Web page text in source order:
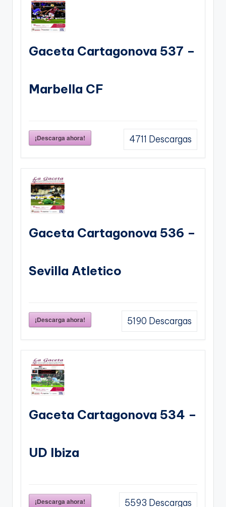
Gaceta Cartagonova 537 –
Marbella CF
¡Descarga ahora! 4711 Descargas
Gaceta Cartagonova 536 –
Sevilla Atletico
¡Descarga ahora! 5190 Descargas
Gaceta Cartagonova 534 –
UD Ibiza
¡Descarga ahora! 5593 Descargas